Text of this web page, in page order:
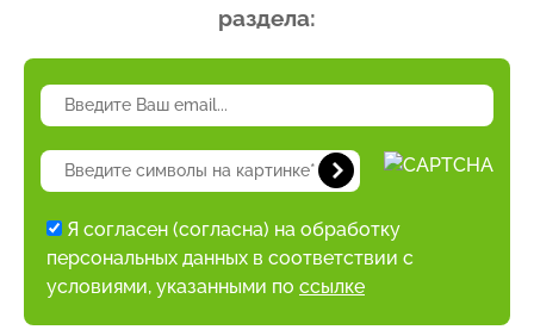
раздела:
Я согласен (согласна) на обработку
персональных данных в соответствии с
условиями, указанными по ссылке